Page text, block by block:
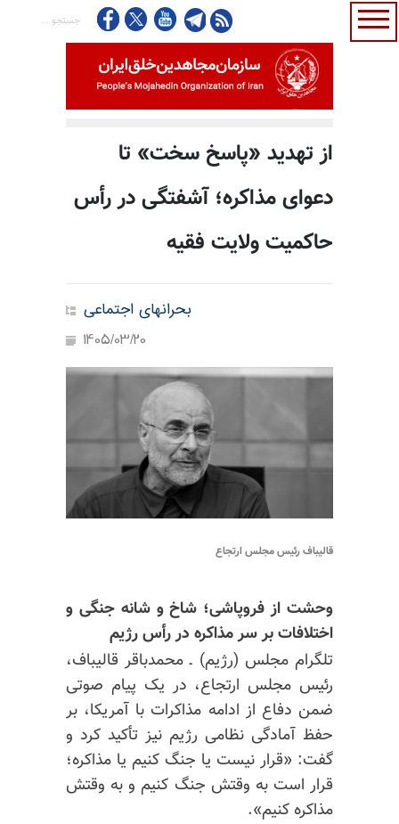
از تهدید «پاسخ سخت» تا
دعوای مذاکره؛ آشفتگی در رأس
حاکمیت ولایت فقیه
بحرانهای اجتماعی
1405/03/20
قالیباف رئیس مجلس ارتجاع
وحشت از فروپاشی؛ شاخ و شانه جنگی و
اختلافات بر سر مذاکره در رأس رژیم
تلگرام مجلس (رژیم) ـ محمدباقر قالیباف،
رئیس مجلس ارتجاع، در یک پیام صوتی
ضمن دفاع از ادامه مذاکرات با آمریکا، بر
حفظ آمادگی نظامی رژیم نیز تأکید کرد و
گفت: «قرار نیست یا جنگ کنیم یا مذاکره؛
قرار است به وقتش جنگ کنیم و به وقتش
مذاکره کنیم».